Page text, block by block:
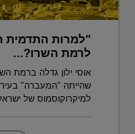
"למרות התדמית
לרמת השרו?...
אוסי ילון גדלה ברמת
שהייתה "המעברה"
למיקרוקוסמוס של